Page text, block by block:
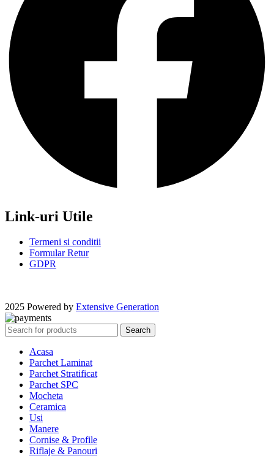
Link-uri Utile
Termeni si conditii
Formular Retur
GDPR
2025 Powered by Extensive Generation
Search
Acasa
Parchet Laminat
Parchet Stratificat
Parchet SPC
Mocheta
Ceramica
Usi
Manere
Cornise & Profile
Riflaje & Panouri